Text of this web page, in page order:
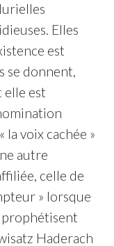
Elles
est
se donnent,
elle est
voix cachée »
autre
celle de
» lorsque
prophétisent
Haderach